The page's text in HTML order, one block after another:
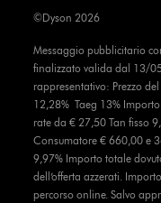
Messaggio pubblicitario
finalizzato valida dal 13/
rappresentativo: Prezzo
12,28% Taeg 13%
rate da € 27,50 Tan fisso
Consumatore € 660,00 e
9,97% Importo totale
dell’offerta azzerati.
percorso online. Salvo
©Dyson 2026